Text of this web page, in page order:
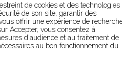
slogan)
de cookies et des technologies
de son site, garantir des
offrir une expérience de
Accepter, vous consentez à
d'audience et au traitement de
au bon fonctionnement du